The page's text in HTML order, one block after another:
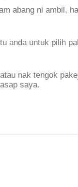
abang ni ambil,
anda untuk pilih
nak tengok
saya.